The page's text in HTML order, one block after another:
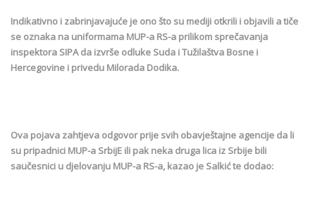
Indikativno i zabrinjavajuće je ono što su mediji otkrili i objavili a tiče
se oznaka na uniformama MUP-a RS-a prilikom sprečavanja
inspektora SIPA da izvrše odluke Suda i Tužilaštva Bosne i
Hercegovine i privedu Milorada Dodika.
Ova pojava zahtjeva odgovor prije svih obavještajne agencije da li
su pripadnici MUP-a SrbijE ili pak neka druga lica iz Srbije bili
saučesnici u djelovanju MUP-a RS-a, kazao je Salkić te dodao: